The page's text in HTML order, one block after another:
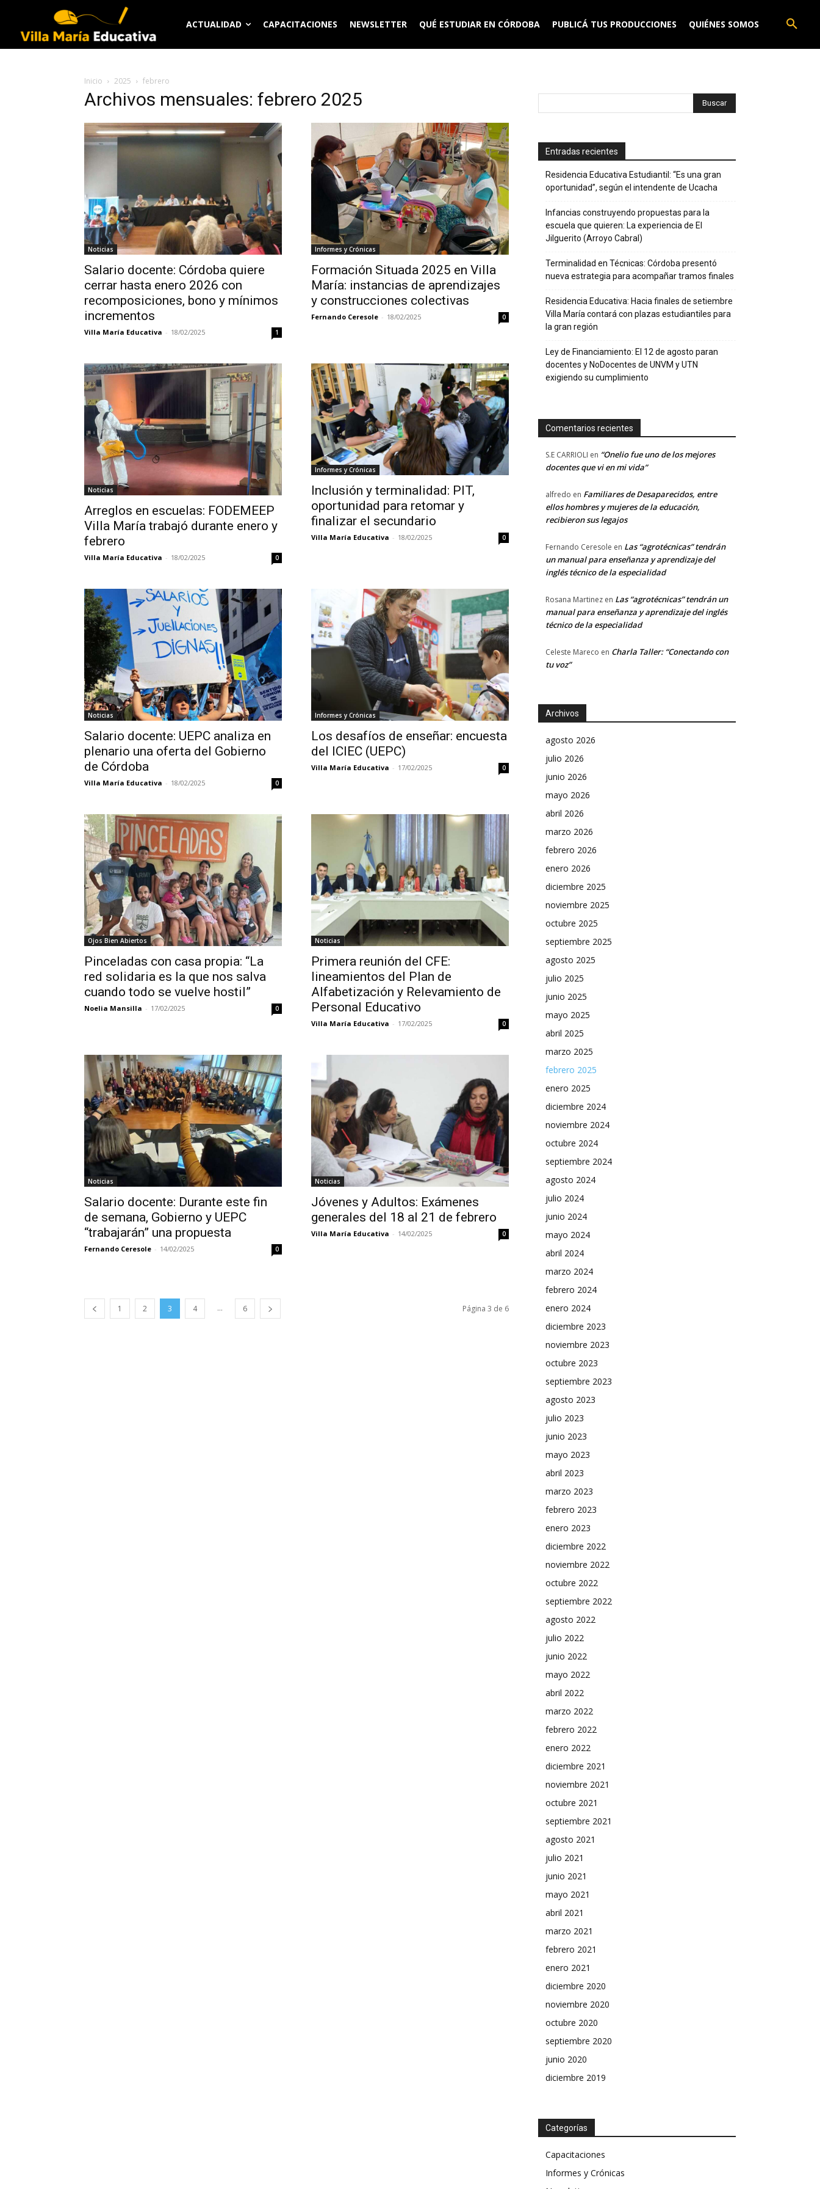
ACTUALIDAD CAPACITACIONES NEWSLETTER QUÉ ESTUDIAR EN CÓRDOBA PUBLICÁ TUS PRODUCCIONES QUIÉNES SOMOS
Inicio 2025 febrero
Archivos mensuales: febrero 2025
Noticias
Salario docente: Córdoba quiere
cerrar hasta enero 2026 con
recomposiciones, bono y mínimos
incrementos
Villa María Educativa - 18/02/2025 1
Informes y Crónicas
Formación Situada 2025 en Villa
María: instancias de aprendizajes
y construcciones colectivas
Fernando Ceresole - 18/02/2025 0
Noticias
Arreglos en escuelas: FODEMEEP
Villa María trabajó durante enero y
febrero
Villa María Educativa - 18/02/2025 0
Informes y Crónicas
Inclusión y terminalidad: PIT,
oportunidad para retomar y
finalizar el secundario
Villa María Educativa - 18/02/2025 0
Noticias
Salario docente: UEPC analiza en
plenario una oferta del Gobierno
de Córdoba
Villa María Educativa - 18/02/2025 0
Informes y Crónicas
Los desafíos de enseñar: encuesta
del ICIEC (UEPC)
Villa María Educativa - 17/02/2025 0
Ojos Bien Abiertos
Pinceladas con casa propia: “La
red solidaria es la que nos salva
cuando todo se vuelve hostil”
Noelia Mansilla - 17/02/2025 0
Noticias
Primera reunión del CFE:
lineamientos del Plan de
Alfabetización y Relevamiento de
Personal Educativo
Villa María Educativa - 17/02/2025 0
Noticias
Salario docente: Durante este fin
de semana, Gobierno y UEPC
“trabajarán” una propuesta
Fernando Ceresole - 14/02/2025 0
Noticias
Jóvenes y Adultos: Exámenes
generales del 18 al 21 de febrero
Villa María Educativa - 14/02/2025 0
1 2 3 4 ... 6 Página 3 de 6
Entradas recientes
Residencia Educativa Estudiantil: “Es una gran
oportunidad”, según el intendente de Ucacha
Infancias construyendo propuestas para la
escuela que quieren: La experiencia de El
Jilguerito (Arroyo Cabral)
Terminalidad en Técnicas: Córdoba presentó
nueva estrategia para acompañar tramos finales
Residencia Educativa: Hacia finales de setiembre
Villa María contará con plazas estudiantiles para
la gran región
Ley de Financiamiento: El 12 de agosto paran
docentes y NoDocentes de UNVM y UTN
exigiendo su cumplimiento
Comentarios recientes
S.E CARRIOLI en “Onelio fue uno de los mejores
docentes que vi en mi vida”
alfredo en Familiares de Desaparecidos, entre
ellos hombres y mujeres de la educación,
recibieron sus legajos
Fernando Ceresole en Las “agrotécnicas” tendrán
un manual para enseñanza y aprendizaje del
inglés técnico de la especialidad
Rosana Martinez en Las “agrotécnicas” tendrán un
manual para enseñanza y aprendizaje del inglés
técnico de la especialidad
Celeste Mareco en Charla Taller: “Conectando con
tu voz”
Archivos
agosto 2026
julio 2026
junio 2026
mayo 2026
abril 2026
marzo 2026
febrero 2026
enero 2026
diciembre 2025
noviembre 2025
octubre 2025
septiembre 2025
agosto 2025
julio 2025
junio 2025
mayo 2025
abril 2025
marzo 2025
febrero 2025
enero 2025
diciembre 2024
noviembre 2024
octubre 2024
septiembre 2024
agosto 2024
julio 2024
junio 2024
mayo 2024
abril 2024
marzo 2024
febrero 2024
enero 2024
diciembre 2023
noviembre 2023
octubre 2023
septiembre 2023
agosto 2023
julio 2023
junio 2023
mayo 2023
abril 2023
marzo 2023
febrero 2023
enero 2023
diciembre 2022
noviembre 2022
octubre 2022
septiembre 2022
agosto 2022
julio 2022
junio 2022
mayo 2022
abril 2022
marzo 2022
febrero 2022
enero 2022
diciembre 2021
noviembre 2021
octubre 2021
septiembre 2021
agosto 2021
julio 2021
junio 2021
mayo 2021
abril 2021
marzo 2021
febrero 2021
enero 2021
diciembre 2020
noviembre 2020
octubre 2020
septiembre 2020
junio 2020
diciembre 2019
Categorías
Capacitaciones
Informes y Crónicas